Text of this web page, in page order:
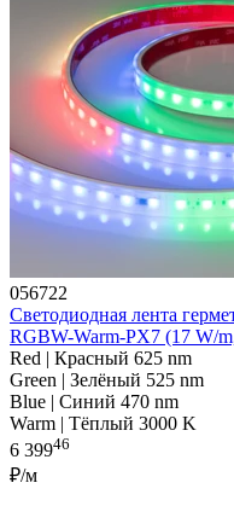
056722
Светодиодная лента
RGBW-Warm-PX7 (17 W/
Red | Красный 625 nm
Green | Зелёный 525 nm
Blue | Синий 470 nm
Warm | Тёплый 3000 K
6 39946
₽/м